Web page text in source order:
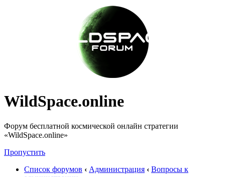
WildSpace.online
Форум бесплатной космической онлайн стратегии
«WildSpace.online»
Пропустить
Список форумов ‹ Администрация ‹ Вопросы к